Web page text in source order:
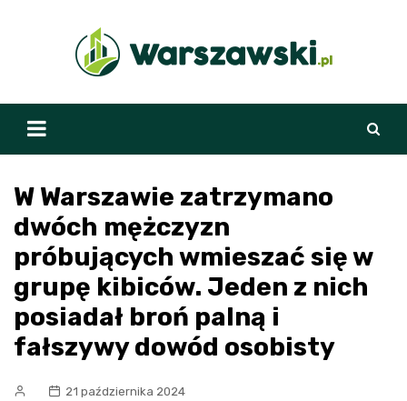
W Warszawie zatrzymano
dwóch mężczyzn
próbujących wmieszać się w
grupę kibiców. Jeden z nich
posiadał broń palną i
fałszywy dowód osobisty
21 października 2024